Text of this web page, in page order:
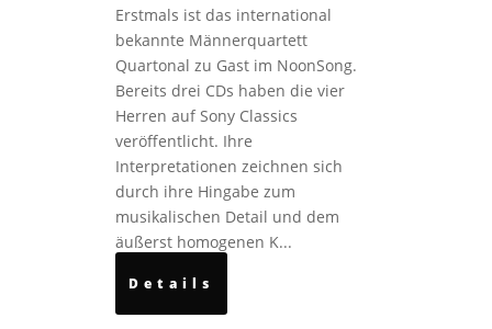
Erstmals ist das international
bekannte Männerquartett
Quartonal zu Gast im NoonSong.
Bereits drei CDs haben die vier
Herren auf Sony Classics
veröffentlicht. Ihre
Interpretationen zeichnen sich
durch ihre Hingabe zum
musikalischen Detail und dem
äußerst homogenen K...
Details